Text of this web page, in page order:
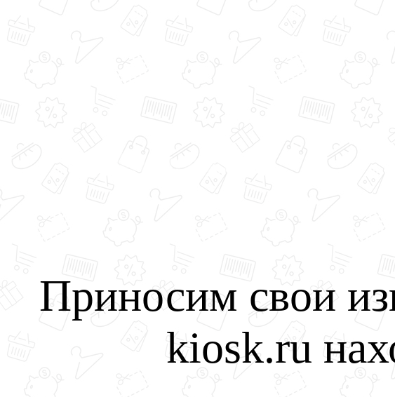
Приносим свои
kiosk.ru